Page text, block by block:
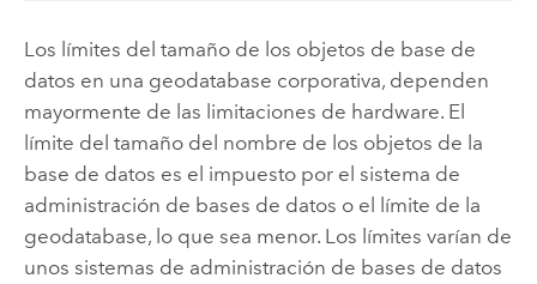
Los límites del tamaño de los objetos de base de
datos en una geodatabase corporativa, dependen
mayormente de las limitaciones de hardware. El
límite del tamaño del nombre de los objetos de la
base de datos es el impuesto por el sistema de
administración de bases de datos o el límite de la
geodatabase, lo que sea menor. Los límites varían de
unos sistemas de administración de bases de datos